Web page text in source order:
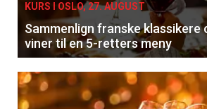
KURS I OSLO, 27. AUGUST
Sammenlign franske klassikere
viner til en 5-retters meny